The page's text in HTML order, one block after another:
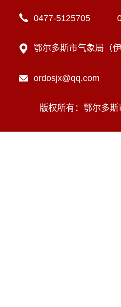
0477-5125705
鄂尔多斯市气象局（
ordosjx@qq.com
版权所有：鄂尔多